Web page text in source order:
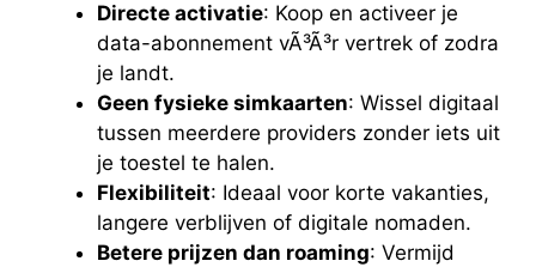
Directe activatie: Koop en activeer je
data-abonnement vÃ³Ã³r vertrek of zodra
je landt.
Geen fysieke simkaarten: Wissel digitaal
tussen meerdere providers zonder iets uit
je toestel te halen.
Flexibiliteit: Ideaal voor korte vakanties,
langere verblijven of digitale nomaden.
Betere prijzen dan roaming: Vermijd